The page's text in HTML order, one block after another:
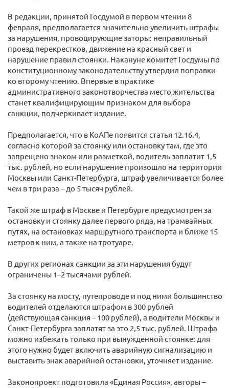
В редакции, принятой Госдумой в первом чтении 8
февраля, предполагается значительно увеличить штрафы
за нарушения, провоцирующие заторы: неправильный
проезд перекрестков, движение на красный свет и
нарушение правил стоянки. Накануне комитет Госдумы по
конституционному законодательству утвердил поправки
ко второму чтению. Впервые в практике
административного законотворчества место жительства
станет квалифицирующим признаком для выбора
санкции, подчеркивает издание.
Предполагается, что в КоАПе появится статья 12.16.4,
согласно которой за стоянку или остановку там, где это
запрещено знаком или разметкой, водитель заплатит 1,5
тыс. рублей, но если нарушение произошло на территории
Москвы или Санкт-Петербурга, штраф увеличивается более
чем в три раза – до 5 тысяч рублей.
Такой же штраф в Москве и Петербурге предусмотрен за
остановку и стоянку далее первого ряда, на трамвайных
путях, на остановках маршрутного транспорта и ближе 15
метров к ним, а также на тротуаре.
В других регионах санкции за эти нарушения будут
ограничены 1–2 тысячами рублей.
За стоянку на мосту, путепроводе и под ними большинство
водителей отделаются штрафом в 300 рублей
(действующая санкция – 100 рублей), а водители Москвы и
Санкт-Петербурга заплатят за это 2,5 тыс. рублей. Штрафа
можно избежать только при вынужденной стоянке: для
этого нужно будет включить аварийную сигнализацию и
выставить знак аварийной остановки, уточняет издание.
Законопроект подготовила «Единая Россия», авторы –